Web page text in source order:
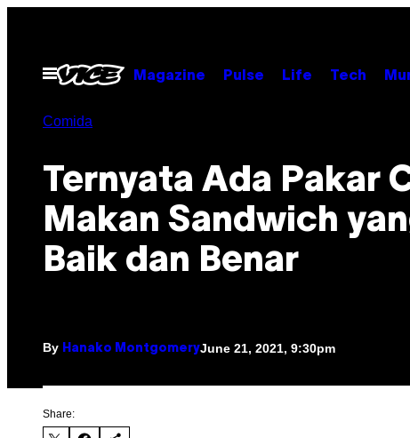
contentOpen
Menu
Magazine Pulse Life Tech
Comida
Ternyata Ada Pakar
Makan Sandwich
Baik dan Benar
By Hanako MontgomeryJune 21, 2021, 9:30pm
Share: